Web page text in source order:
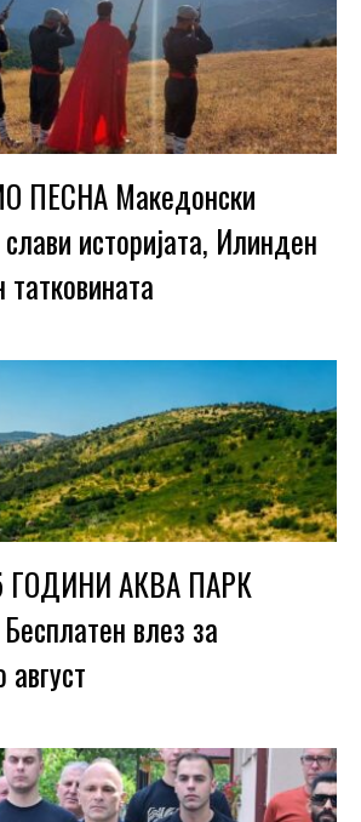
ПЕСНА Македонски
историјата, Илинден
ГОДИНИ АКВА ПАРК
влез за